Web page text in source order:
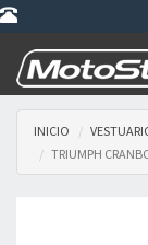
INICIO
TRIUMPH